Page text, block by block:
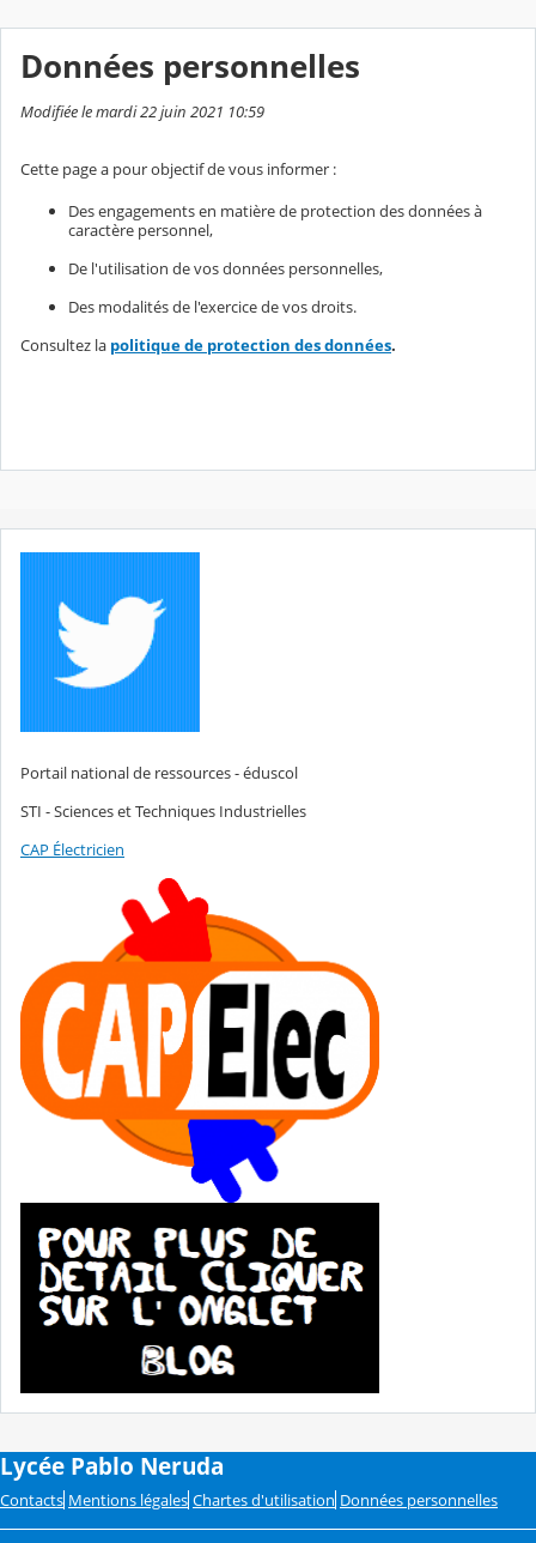
Données personnelles
Modifiée le mardi 22 juin 2021 10:59
Cette page a pour objectif de vous informer :
Des engagements en matière de protection des données à
caractère personnel,
De l'utilisation de vos données personnelles,
Des modalités de l'exercice de vos droits.
Consultez la politique de protection des données.
Portail national de ressources - éduscol
STI - Sciences et Techniques Industrielles
CAP Électricien
Lycée Pablo Neruda
Contacts Mentions légales Chartes d'utilisation Données personnelles